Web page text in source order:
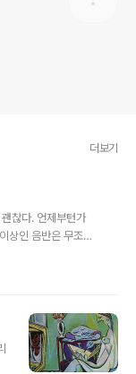
더보기
찮다. 언제부턴가
상인 음반은 무조건
맘에는 안 들었으
들어봐야 하는 걸까?
라야지, 다운받은 후
문제다. 그러다 ..